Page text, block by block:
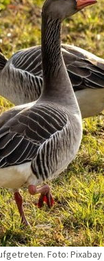
Foto: Pixabay